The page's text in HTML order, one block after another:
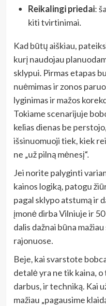
Reikalingi priedai:
kiti tvirtinimai.
Kad būtų aiškiau,
kurį naudojau
sklypui. Pirmas etapas
nuėmimas ir zonos
lyginimas ir mažos
Tokiame scenarijuje
kelias dienas be
išsinuomuoji tiek, kiek
ne „už pilną mėnesį“.
Jei norite palyginti
kainos logiką, patogu
pagal sklypo atstumą ir
įmonė dirba Vilniuje ir
dalis dažnai būna
rajonuose.
Beje, kai svarstote
detalė yra ne tik kaina, o
darbus, ir techniką. Kai
mažiau „pagausime